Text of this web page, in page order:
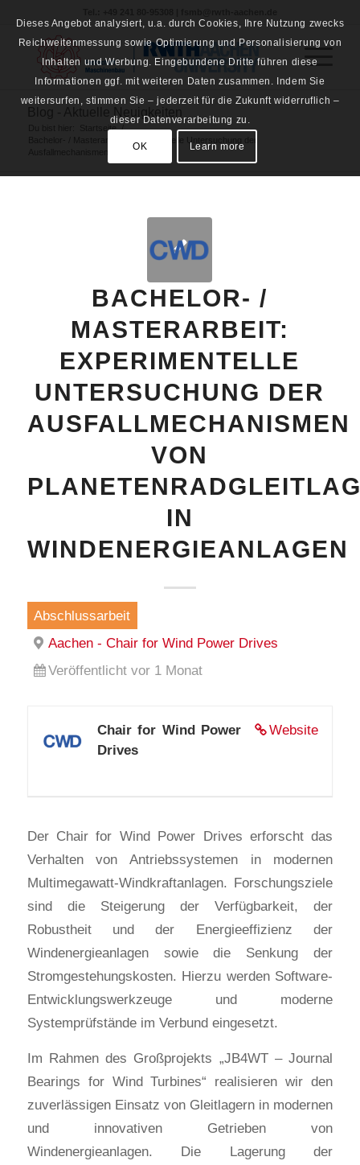
Startseite /
BACHELOR- /
MASTERARBEIT:
EXPERIMENTELLE
UNTERSUCHUNG DER
AUSFALLMECHANISMEN
VON
IN
WINDENERGIEANLAGEN
Abschlussarbeit
Aachen - Chair for Wind Power Drives
Veröffentlicht vor 1 Monat
Website
Chair for Wind Power
Drives
Der Chair for Wind Power Drives erforscht das
Verhalten von Antriebssystemen in modernen
Multimegawatt-Windkraftanlagen. Forschungsziele
sind die Steigerung der Verfügbarkeit, der
Robustheit und der Energieeffizienz der
Windenergieanlagen sowie die Senkung der
Stromgestehungskosten. Hierzu werden Software-
Entwicklungswerkzeuge und moderne
Systemprüfstände im Verbund eingesetzt.
Im Rahmen des Großprojekts „JB4WT – Journal
Bearings for Wind Turbines“ realisieren wir den
zuverlässigen Einsatz von Gleitlagern in modernen
und innovativen Getrieben von
Windenergieanlagen. Die Lagerung der
Dieses Angebot analysiert, u.a. durch Cookies, Ihre Nutzung zwecks
Reichweitenmessung sowie Optimierung und Personalisierung von
Inhalten und Werbung. Eingebundene Dritte führen diese
Informationen ggf. mit weiteren Daten zusammen. Indem Sie
weitersurfen, stimmen Sie – jederzeit für die Zukunft widerruflich –
dieser Datenverarbeitung zu.
OK Learn more